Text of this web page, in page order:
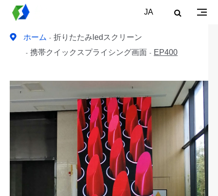
JA
ホーム
折りたたみledスクリーン
携帯クイックスプライシング画面
EP400